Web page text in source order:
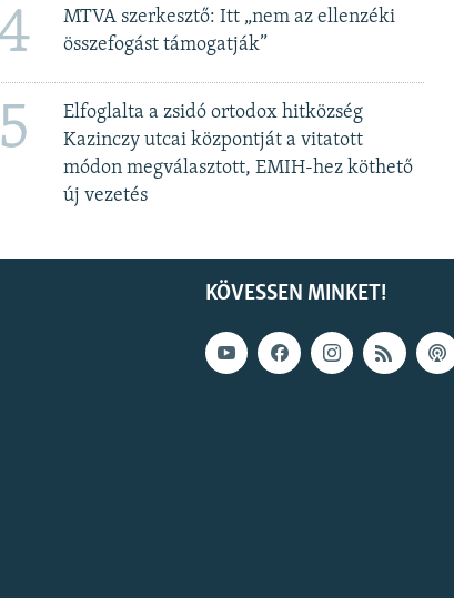
4
MTVA szerkesztő: Itt „nem az ellenzéki
összefogást támogatják”
5
Elfoglalta a zsidó ortodox hitközség
Kazinczy utcai központját a vitatott
módon megválasztott, EMIH-hez köthető
új vezetés
KÖVESSEN MINKET!